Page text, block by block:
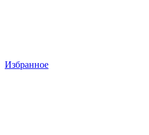
Избранное